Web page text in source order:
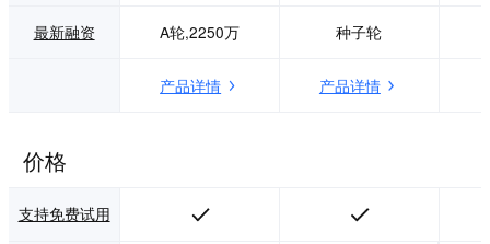
运营方法，帮助企
推出针对互联网用
分商城，1天完成A
最新融资 A轮,2250万 种子轮
产品详情 产品详情
价格
支持免费试用